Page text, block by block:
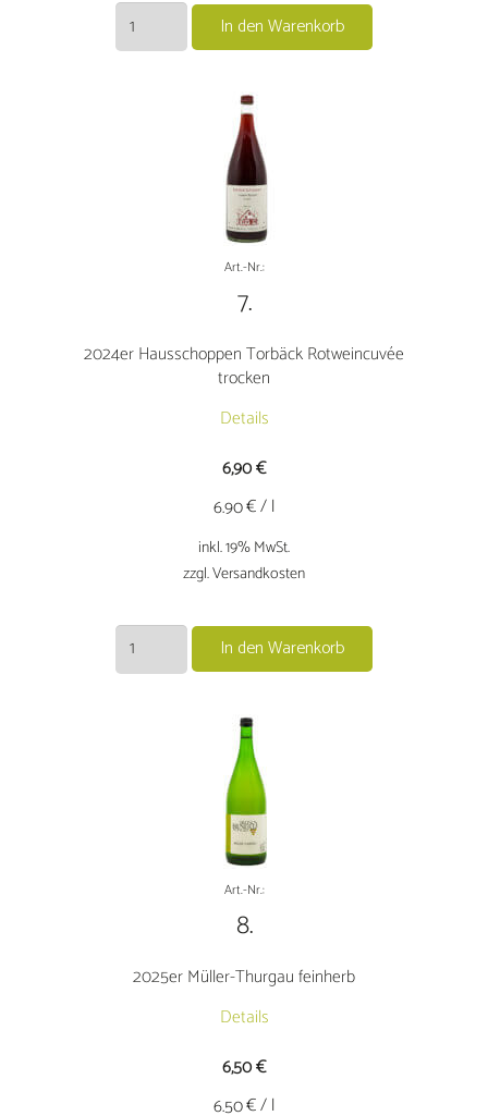
2024er
Riesling
In den Warenkorb
Art.-Nr.:
7.
2024er Hausschoppen Torbäck Rotweincuvée
trocken
Details
6,90€
6.90€ / l
inkl. 19% MwSt.
zzgl. Versandkosten
2024er
Hausschoppen
Rotweincuvéetrocken
In den Warenkorb
Art.-Nr.:
8.
2025er Müller-Thurgau feinherb
Details
6,50€
6.50€ / l